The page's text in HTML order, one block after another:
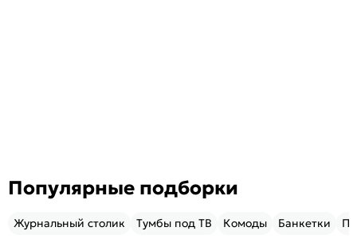
Популярные подборки
Журнальный столик Тумбы под ТВ Комоды Банкетки